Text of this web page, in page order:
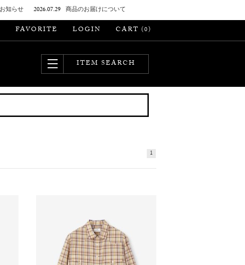
知らせ 2026.07.29 商品のお届けについて
FAVORITE LOGIN CART (0)
ITEM SEARCH
1